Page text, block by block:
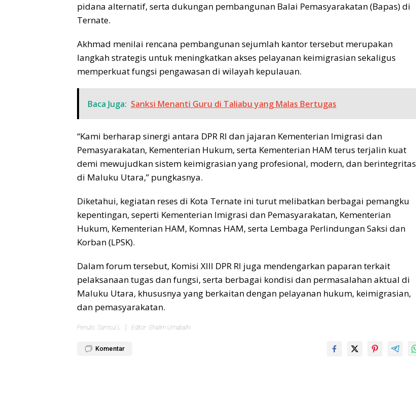
pidana alternatif, serta dukungan pembangunan Balai Pemasyarakatan (Bapas) di
Ternate.
Akhmad menilai rencana pembangunan sejumlah kantor tersebut merupakan
langkah strategis untuk meningkatkan akses pelayanan keimigrasian sekaligus
memperkuat fungsi pengawasan di wilayah kepulauan.
Baca Juga: Sanksi Menanti Guru di Taliabu yang Malas Bertugas
“Kami berharap sinergi antara DPR RI dan jajaran Kementerian Imigrasi dan
Pemasyarakatan, Kementerian Hukum, serta Kementerian HAM terus terjalin kuat
demi mewujudkan sistem keimigrasian yang profesional, modern, dan berintegritas
di Maluku Utara,” pungkasnya.
Diketahui, kegiatan reses di Kota Ternate ini turut melibatkan berbagai pemangku
kepentingan, seperti Kementerian Imigrasi dan Pemasyarakatan, Kementerian
Hukum, Kementerian HAM, Komnas HAM, serta Lembaga Perlindungan Saksi dan
Korban (LPSK).
Dalam forum tersebut, Komisi XIII DPR RI juga mendengarkan paparan terkait
pelaksanaan tugas dan fungsi, serta berbagai kondisi dan permasalahan aktual di
Maluku Utara, khususnya yang berkaitan dengan pelayanan hukum, keimigrasian,
dan pemasyarakatan.
Penulis: Samsul L Editor: Ghalim Umabaihi
Komentar